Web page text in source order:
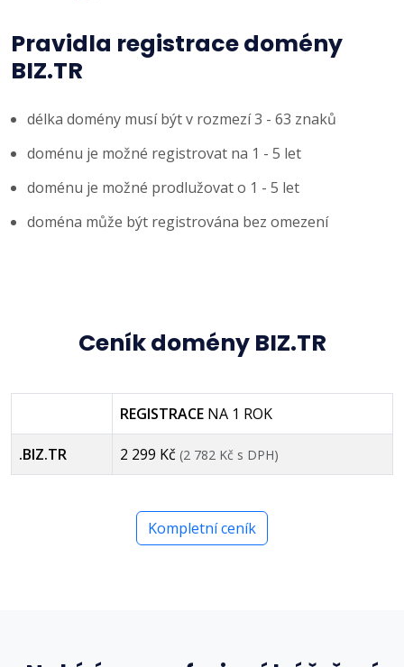
Pravidla registrace domény
BIZ.TR
délka domény musí být v rozmezí 3 - 63 znaků
doménu je možné registrovat na 1 - 5 let
doménu je možné prodlužovat o 1 - 5 let
doména může být registrována bez omezení
Ceník domény BIZ.TR
REGISTRACE NA 1 ROK
.BIZ.TR 2 299 Kč (2 782 Kč s DPH)
Kompletní ceník